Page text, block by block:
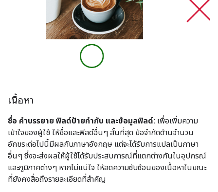
เนื้อหา
ชื่อ คำบรรยาย ฟิลด์ป้ายกำกับ และข้อมูลฟิลด์: เพื่อเพิ่มความ
เข้าใจของผู้ใช้ ให้ชื่อและฟิลด์อื่นๆ สั้นที่สุด ข้อจำกัดด้านจำนวน
อักขระต่อไปนี้มีผลกับภาษาอังกฤษ แต่จะได้รับการแปลเป็นภาษา
อื่นๆ ซึ่งจะส่งผลให้ผู้ใช้ได้รับประสบการณ์ที่แตกต่างกันในอุปกรณ์
และภูมิภาคต่างๆ หากไม่แน่ใจ ให้ลดความซับซ้อนของเนื้อหาในขณะ
ที่ยังคงสื่อถึงรายละเอียดที่สำคัญ